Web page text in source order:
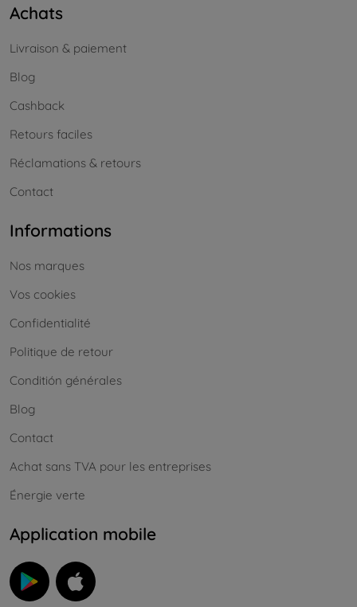
Achats
Livraison & paiement
Blog
Cashback
Retours faciles
Réclamations & retours
Contact
Informations
Nos marques
Vos cookies
Confidentialité
Politique de retour
Conditión générales
Blog
Contact
Achat sans TVA pour les entreprises
Énergie verte
Application mobile